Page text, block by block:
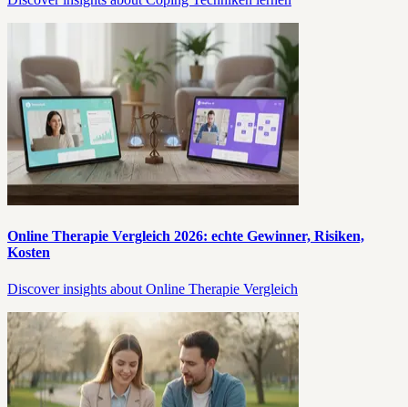
Online Therapie Vergleich 2026: echte Gewinner, Risiken,
Kosten
Discover insights about Online Therapie Vergleich